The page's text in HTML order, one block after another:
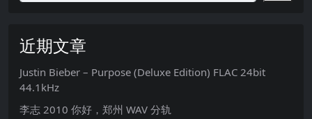
近期文章
Justin Bieber – Purpose (Deluxe Edition) FLAC 24bit
44.1kHz
李志 2010 你好，郑州 WAV 分轨